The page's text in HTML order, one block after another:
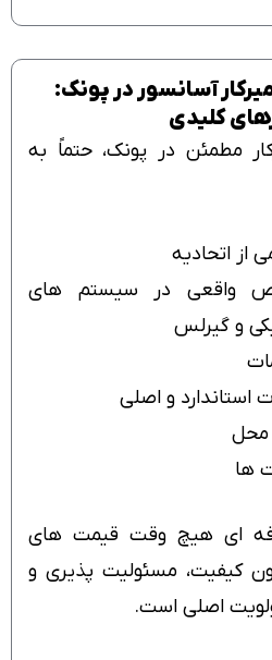
آسانسور در پونک:
کلیدی
مطمئن در پونک، حتماً به
از اتحادیه
واقعی در سیستم های
و گیرلس
استاندارد و اصلی
محل
ها
ای هیچ وقت قیمت های
کیفیت، مسئولیت پذیری و
اصلی است.